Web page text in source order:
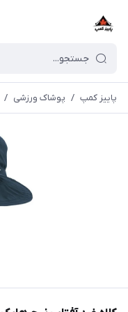
پاییز کمپ / پوشاک ورزشی /